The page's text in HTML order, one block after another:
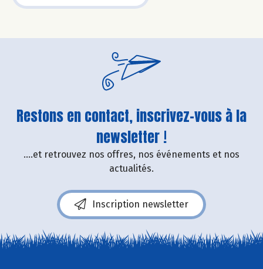
Restons en contact, inscrivez-vous à la
newsletter !
....et retrouvez nos offres, nos événements et nos
actualités.
Inscription newsletter